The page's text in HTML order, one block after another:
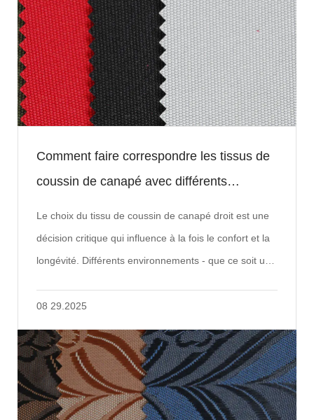
Comment faire correspondre les tissus de
coussin de canapé avec différents
Le choix du tissu de coussin de canapé droit est une
décision critique qui influence à la fois le confort et la
longévité. Différents environnements - que ce soit une
08 29.2025